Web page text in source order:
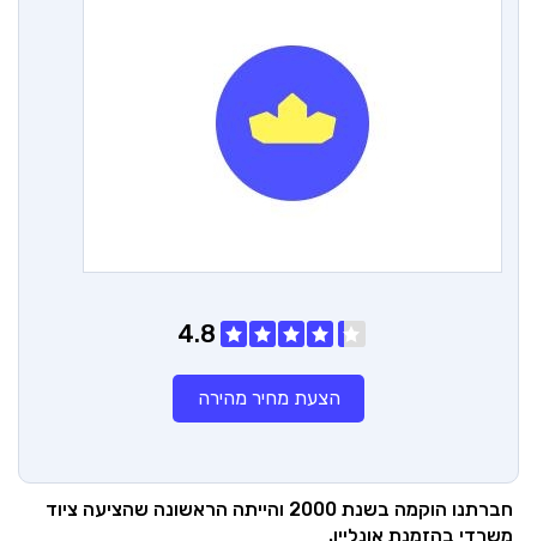
4.8
הצעת מחיר מהירה
חברתנו הוקמה בשנת 2000 והייתה הראשונה שהציעה ציוד
משרדי בהזמנת אונליין.